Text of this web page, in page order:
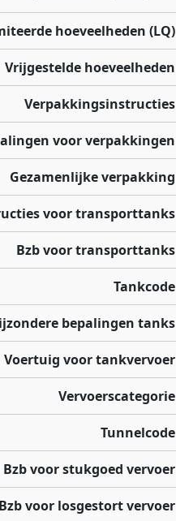
hoeveelheden (LQ)
Vrijgestelde hoeveelheden
Verpakkingsinstructies
voor verpakkingen
Gezamenlijke verpakking
voor transporttanks
Bzb voor transporttanks
Tankcode
bepalingen tanks
Voertuig voor tankvervoer
Vervoerscategorie
Tunnelcode
Bzb voor stukgoed vervoer
voor losgestort vervoer